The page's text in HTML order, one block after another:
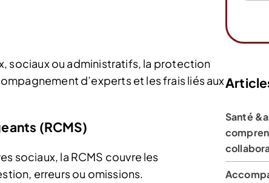
sociaux ou administratifs, la protection
d’experts et les frais liés aux
(RCMS)
sociaux, la RCMS couvre les
erreurs ou omissions.
Santé